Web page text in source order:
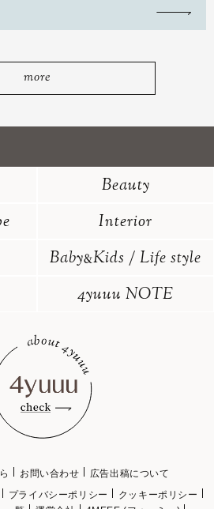
more
Beauty
Interior
Baby&Kids / Life style
4yuuu NOTE
お問い合わせ
広告出稿について
プライバシーポリシー
クッキーポリシー